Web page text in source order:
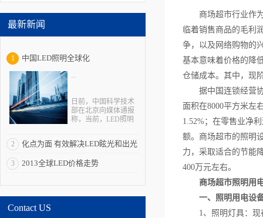
最新新闻
1 中国LED照明全球化
...
日前，中国科学技术
部在北京向媒体通报
称，当前，LED照明
应，被全球多个国家
业。“LED照明是一个
环”。 在与发达国
2 化点为面 有效解决LED眩光和出光
效率低问题
3 2013全球LED价格走势
Contact US
商场超市行业作
临着销售商品的毛利
争，以及网络购物的
基本意味着价格的降
仓储成本。其中，现
据中国连锁经营
面积在8000平方米左
1.52%；在零售业净
额。商场超市的照明
力，采取适合的节能
400万元左右。
商场超市照明用
一、照明用电设
1、照明灯具：